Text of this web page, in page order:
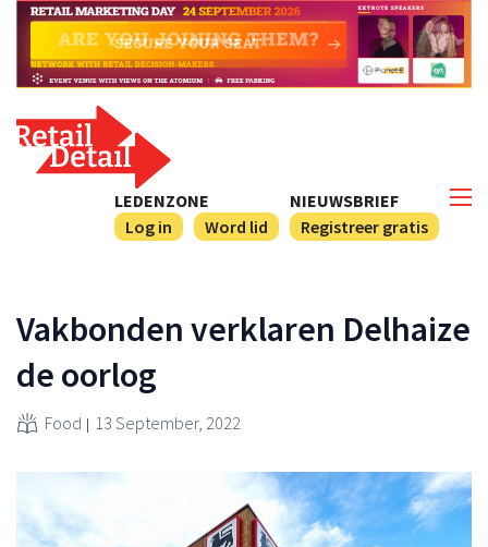
NIEUWSBRIEF
Registreer gratis
LEDENZONE
Log in
Word lid
Vakbonden verklaren Delhaize
de oorlog
Food 13 September, 2022